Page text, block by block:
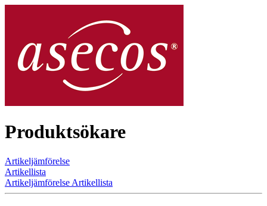
Produktsökare
Artikeljämförelse
Artikellista
Artikeljämförelse Artikellista